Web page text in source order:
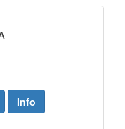
Info